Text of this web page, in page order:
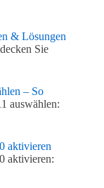
& Lösungen
Sie
– So
auswählen:
aktivieren
aktivieren: